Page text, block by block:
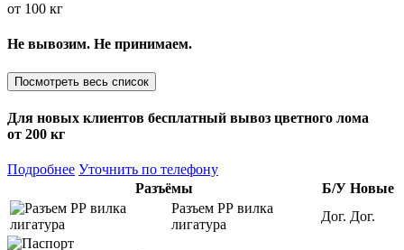
от 100 кг
Не вывозим. Не принимаем.
Посмотреть весь список
Для новых клиентов бесплатный вывоз цветного лома
от 200 кг
Подробнее Уточнить по телефону
Разъёмы
Б/У Новые
Разъем РР вилка
лигатура
Дог. Дог.